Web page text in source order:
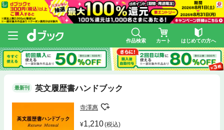
作品検索 カート はじめての方へ
最新刊 英文履歴書ハンドブック
寺澤惠
1,210(税込)